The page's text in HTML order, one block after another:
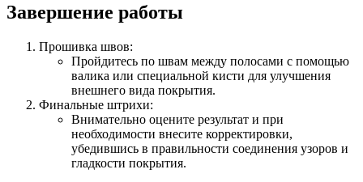
Завершение работы
Прошивка швов:
Пройдитесь по швам между полосами с помощью
валика или специальной кисти для улучшения
внешнего вида покрытия.
Финальные штрихи:
Внимательно оцените результат и при
необходимости внесите корректировки,
убедившись в правильности соединения узоров и
гладкости покрытия.